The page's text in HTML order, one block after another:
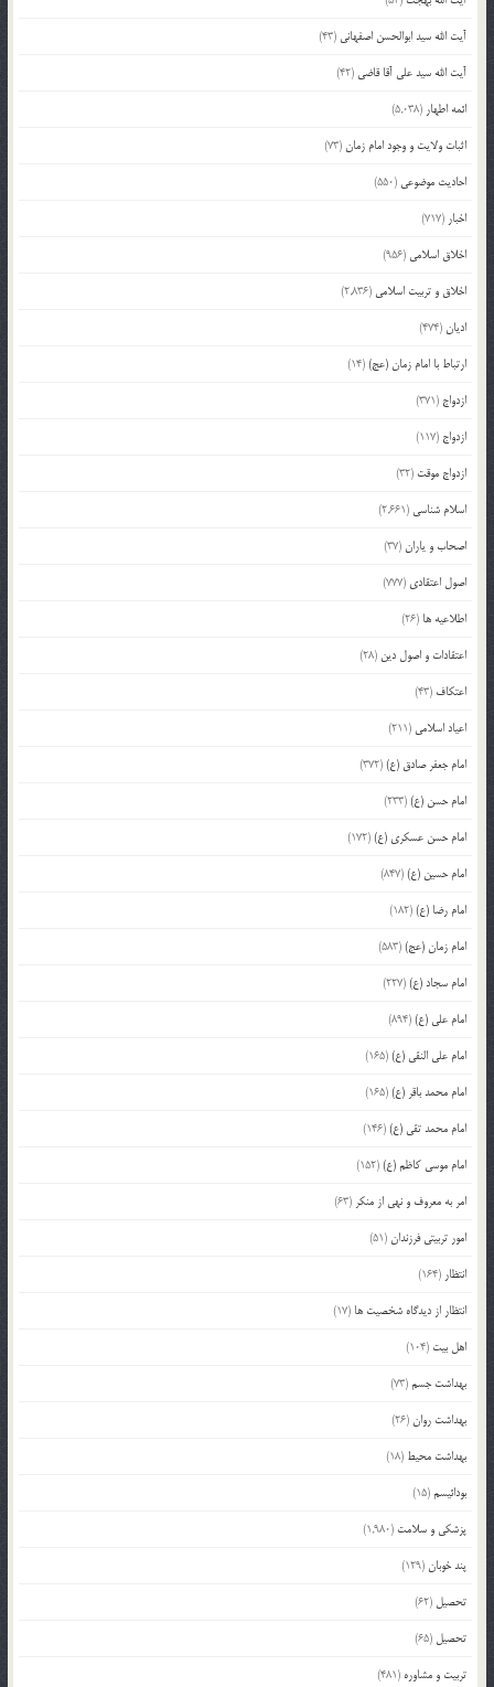
آیت الله سید ابوالحسن اصفهانی (43)
آیت الله سید علی آقا قاضی (42)
ائمه اطهار (5,038)
اثبات ولایت و وجود امام زمان(73)
احادیث موضوعی (550)
اخبار (717)
اخلاق اسلامی (956)
اخلاق و تربیت اسلامی (2,836)
ادیان(474)
ارتباط با امام زمان (عج)(14)
ازدواج (371)
ازدواج (117)
ازدواج موقت (32)
اسلام شناسی (2,661)
اصحاب و یاران(37)
اصول اعتقادی (777)
اطلاعیه ها (26)
اعتقادات و اصول دین (28)
اعتکاف (43)
اعیاد اسلامی (211)
امام جعفر صادق (ع)(372)
امام حسن (ع)(233)
امام حسن عسکری (ع)(172)
امام حسین (ع)(847)
امام رضا (ع)(182)
امام زمان (عج)(583)
امام سجاد (ع)(227)
امام علی (ع)(894)
امام علی النقی (ع)(165)
امام محمد باقر (ع)(165)
امام محمد تقی (ع)(146)
امام موسی کاظم (ع)(152)
امر به معروف و نهی از منکر (63)
امور تربیتی فرزندان(51)
انتظار (164)
انتظار از دیدگاه شخصیت ها (17)
اهل بیت (104)
بهداشت جسم(73)
بهداشت روان(26)
بهداشت محیط (18)
بودائیسم(15)
پزشکی و سلامت (1,980)
پند خوبان(129)
تحصیل (62)
تحصیل (65)
تربیت و مشاوره (481)